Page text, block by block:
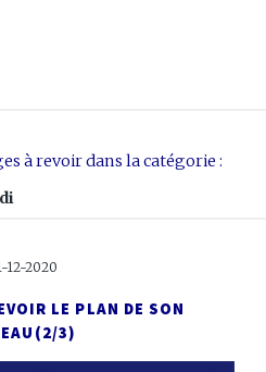
à revoir dans la catégorie :
12-2020
LE PLAN DE SON
(2/3)